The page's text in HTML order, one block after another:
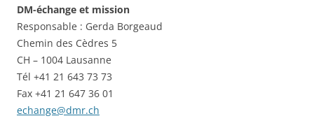
DM-échange et mission
Responsable : Gerda Borgeaud
Chemin des Cèdres 5
CH – 1004 Lausanne
Tél +41 21 643 73 73
Fax +41 21 647 36 01
echange@dmr.ch